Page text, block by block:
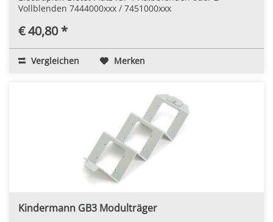
Vollblenden 7444000xxx / 7451000xxx
€ 40,80 *
Vergleichen Merken
Kindermann GB3 Modulträger